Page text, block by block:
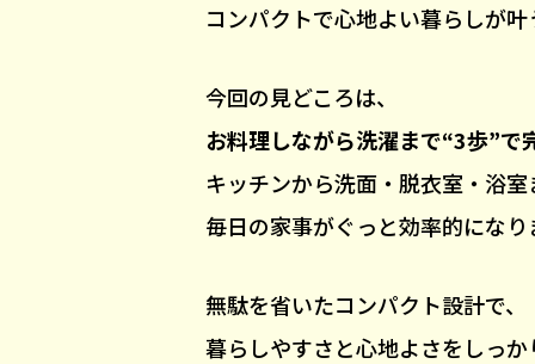
コンパクトで心地よい暮らしが
今回の見どころは、
お料理しながら洗濯まで“3歩”で
キッチンから洗面・脱衣室・浴
毎日の家事がぐっと効率的にな
無駄を省いたコンパクト設計で、
暮らしやすさと心地よさをしっか